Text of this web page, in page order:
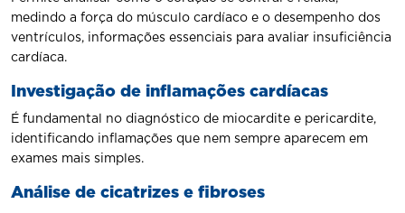
medindo a força do músculo cardíaco e o desempenho dos
ventrículos, informações essenciais para avaliar insuficiência
cardíaca.
Investigação de inflamações cardíacas
É fundamental no diagnóstico de miocardite e pericardite,
identificando inflamações que nem sempre aparecem em
exames mais simples.
Análise de cicatrizes e fibroses